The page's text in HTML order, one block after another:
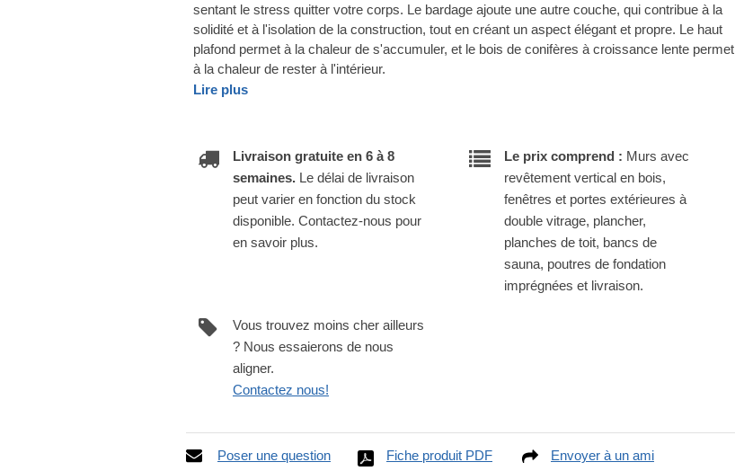
sentant le stress quitter votre corps. Le bardage ajoute une autre couche, qui contribue à la
solidité et à l'isolation de la construction, tout en créant un aspect élégant et propre. Le haut
plafond permet à la chaleur de s'accumuler, et le bois de conifères à croissance lente permet
à la chaleur de rester à l'intérieur.
Lire plus
Livraison gratuite en 6 à 8
semaines. Le délai de livraison
peut varier en fonction du stock
disponible. Contactez-nous pour
en savoir plus.
Le prix comprend : Murs avec
revêtement vertical en bois,
fenêtres et portes extérieures à
double vitrage, plancher,
planches de toit, bancs de
sauna, poutres de fondation
imprégnées et livraison.
Vous trouvez moins cher ailleurs
? Nous essaierons de nous
aligner.
Contactez nous!
Poser une question Fiche produit PDF Envoyer à un ami